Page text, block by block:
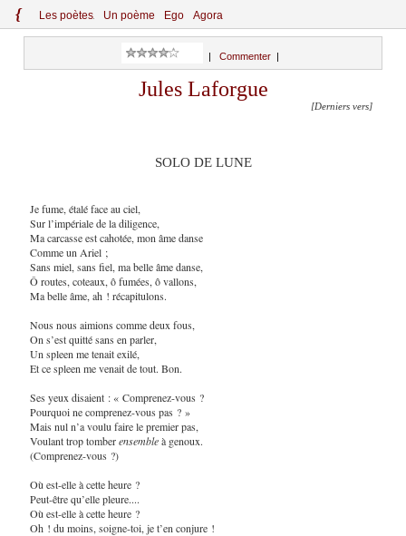
{ Les poètes Un poème Ego Agora
Commenter
Jules Laforgue
[Derniers vers]
SOLO DE LUNE
Je fume, étalé face au ciel,
Sur l’impériale de la diligence,
Ma carcasse est cahotée, mon âme danse
Comme un Ariel ;
Sans miel, sans fiel, ma belle âme danse,
Ô routes, coteaux, ô fumées, ô vallons,
Ma belle âme, ah ! récapitulons.
Nous nous aimions comme deux fous,
On s’est quitté sans en parler,
Un spleen me tenait exilé,
Et ce spleen me venait de tout. Bon.
Ses yeux disaient : « Comprenez-vous ?
Pourquoi ne comprenez-vous pas ? »
Mais nul n’a voulu faire le premier pas,
Voulant trop tomberensembleà genoux.
(Comprenez-vous ?)
Où est-elle à cette heure ?
Peut-être qu’elle pleure....
Où est-elle à cette heure ?
Oh ! du moins, soigne-toi, je t’en conjure !